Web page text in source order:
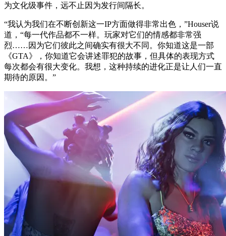
为文化级事件，远不止因为发行间隔长。
“我认为我们在不断创新这一IP方面做得非常出色，”Houser说
道，“每一代作品都不一样。玩家对它们的情感都非常强
烈……因为它们彼此之间确实有很大不同。你知道这是一部
《GTA》，你知道它会讲述罪犯的故事，但具体的表现方式
每次都会有很大变化。我想，这种持续的进化正是让人们一直
期待的原因。”